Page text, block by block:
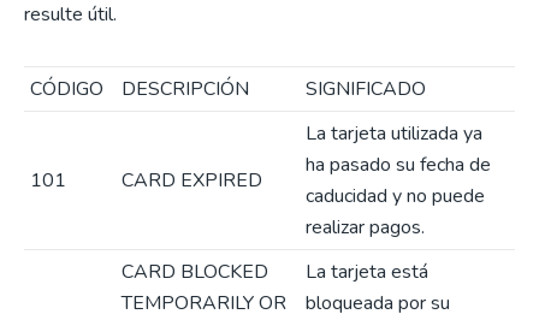
resulte útil.
CÓDIGO DESCRIPCIÓN SIGNIFICADO
101 CARD EXPIRED
La tarjeta utilizada ya
ha pasado su fecha de
caducidad y no puede
realizar pagos.
CARD BLOCKED
TEMPORARILY OR
La tarjeta está
bloqueada por su